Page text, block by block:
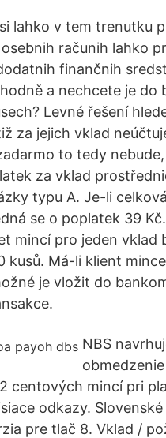
lahko v tem trenutku
osebnih računih lahko
finančnih
a nechcete je do
Levné řešení
za jejich vklad
to tedy
za vklad
typu A. Je-li
se o poplatek 39 Kč.
mincí pro jeden vklad
kusů. Má-li klient
je vložit do
NBS
obmedzenie
centových mincí pri
odkazy.
pre tlač 8. Vklad /